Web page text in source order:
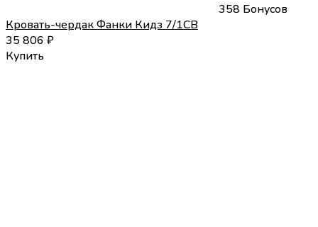
358 Бонусов
Кровать-чердак Фанки Кидз 7/1СВ
35 806 ₽
Купить